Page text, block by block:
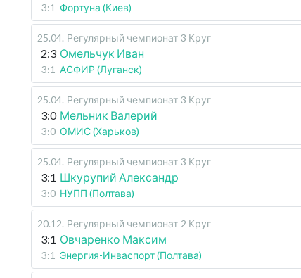
3:1 Фортуна (Киев)
25.04. Регулярный чемпионат 3 Круг
2:3 Омельчук Иван
3:1 АСФИР (Луганск)
25.04. Регулярный чемпионат 3 Круг
3:0 Мельник Валерий
3:0 ОМИС (Харьков)
25.04. Регулярный чемпионат 3 Круг
3:1 Шкурупий Александр
3:0 НУПП (Полтава)
20.12. Регулярный чемпионат 2 Круг
3:1 Овчаренко Максим
3:1 Энергия-Инваспорт (Полтава)